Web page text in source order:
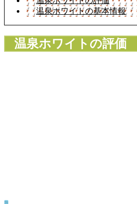
温泉ホワイトの基本情報
温泉ホワイトの評価